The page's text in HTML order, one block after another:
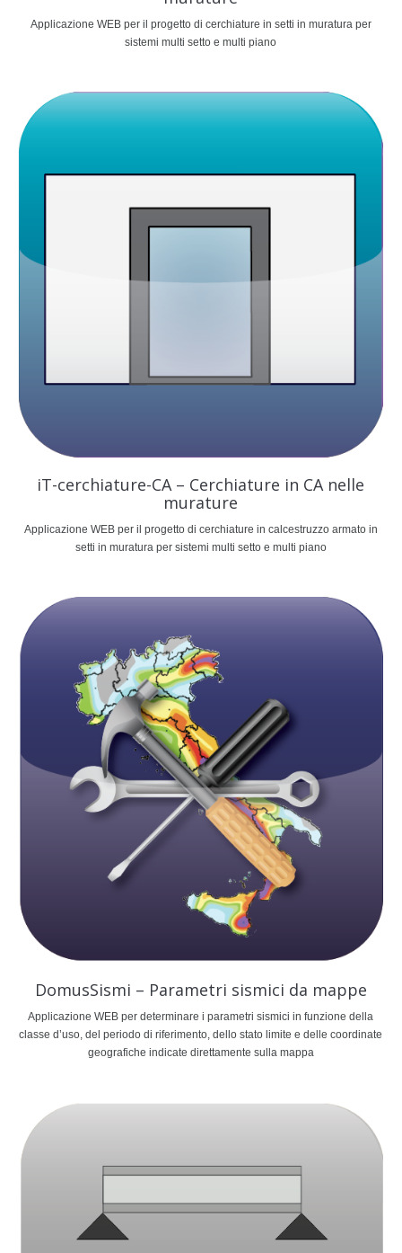
Applicazione WEB per il progetto di cerchiature in setti in muratura per
sistemi multi setto e multi piano
iT-cerchiature-CA – Cerchiature in CA nelle
murature
Applicazione WEB per il progetto di cerchiature in calcestruzzo armato in
setti in muratura per sistemi multi setto e multi piano
DomusSismi – Parametri sismici da mappe
Applicazione WEB per determinare i parametri sismici in funzione della
classe d’uso, del periodo di riferimento, dello stato limite e delle coordinate
geografiche indicate direttamente sulla mappa